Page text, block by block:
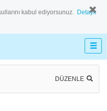
kabul ediyorsunuz. Detaylı
DÜZENLE